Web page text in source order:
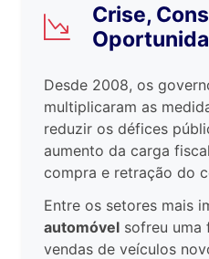
Crise,
Desde 2008, os
multiplicaram as
reduzir os défices
aumento da carga
compra e retração do
Entre os setores mais
automóvel sofreu uma
vendas de veículos